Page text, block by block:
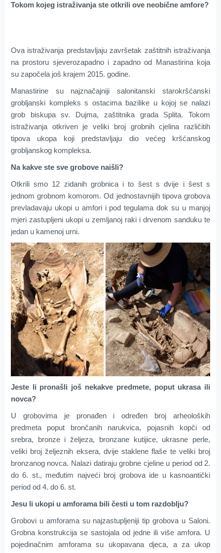
Tokom kojeg istraživanja ste otkrili ove neobične amfore?
Ova istraživanja predstavljaju završetak zaštitnih istraživanja
na prostoru sjeverozapadno i zapadno od Manastirina koja
su započela još krajem 2015. godine.
Manastirine su najznačajniji salonitanski starokršćanski
grobljanski kompleks s ostacima bazilike u kojoj se nalazi
grob biskupa sv. Dujma, zaštitnika grada Splita. Tokom
istraživanja otkriven je veliki broj grobnih cjelina različitih
tipova ukopa koji predstavljaju dio većeg kršćanskog
grobljanskog kompleksa.
Na kakve ste sve grobove naišli?
Otkrili smo 12 zidanih grobnica i to šest s dvije i šest s
jednom grobnom komorom. Od jednostavnijih tipova grobova
prevladavaju ukopi u amfori i pod tegulama dok su u manjoj
mjeri zastupljeni ukopi u zemljanoj raki i drvenom sanduku te
jedan u kamenoj urni.
Jeste li pronašli još nekakve predmete, poput ukrasa ili
novca?
U grobovima je pronađen i određen broj arheoloških
predmeta poput brončanih narukvica, pojasnih kopči od
srebra, bronze i željeza, bronzane kutijice, ukrasne perle,
veliki broj željeznih eksera, dvije staklene flaše te veliki broj
bronzanog novca. Nalazi datiraju grobne cjeline u period od 2.
do 6. st., međutim najveći broj grobova ide u kasnoantički
period od 4. do 6. st.
Jesu li ukopi u amforama bili česti u tom razdoblju?
Grobovi u amforama su najzastupljeniji tip grobova u Saloni.
Grobna konstrukcija se sastojala od jedne ili više amfora. U
pojedinačnim amforama su ukopavana djeca, a za ukop